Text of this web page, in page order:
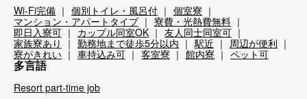
Wi-Fi完備 個別トイレ・風呂付
個室寮
マンション・アパートタイプ
寮費・光熱費無料
即日入寮可
カップル同室OK
友人同士同室可
家族寮あり
勤務地まで徒歩5分以内 駅近
周辺が便利
寮がきれい
車持込み可 客室寮 館内寮 ペット可
多言語
Resort part-time job